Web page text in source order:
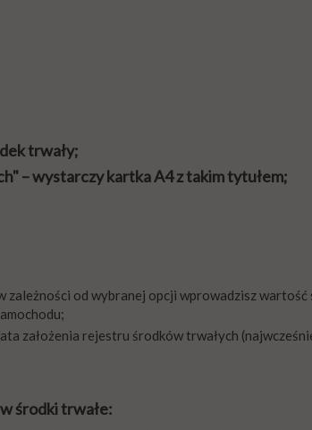
trwały;
– wystarczy kartka A4 z takim tytułem;
od wybranej opcji wprowadzisz
założenia rejestru środków trwałych
środki trwałe: